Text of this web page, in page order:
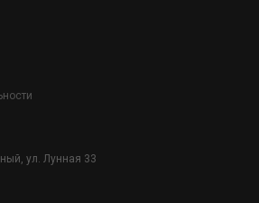
ул. Лунная 33